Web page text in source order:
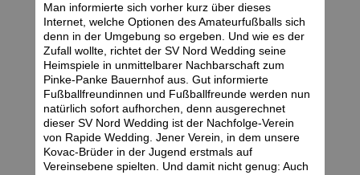
Man informierte sich vorher kurz über dieses
Internet, welche Optionen des Amateurfußballs sich
denn in der Umgebung so ergeben. Und wie es der
Zufall wollte, richtet der SV Nord Wedding seine
Heimspiele in unmittelbarer Nachbarschaft zum
Pinke-Panke Bauernhof aus. Gut informierte
Fußballfreundinnen und Fußballfreunde werden nun
natürlich sofort aufhorchen, denn ausgerechnet
dieser SV Nord Wedding ist der Nachfolge-Verein
von Rapide Wedding. Jener Verein, in dem unsere
Kovac-Brüder in der Jugend erstmals auf
Vereinsebene spielten. Und damit nicht genug: Auch